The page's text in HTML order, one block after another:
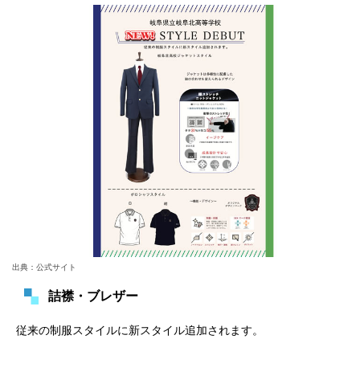
出典：公式サイト
詰襟・ブレザー
従来の制服スタイルに新スタイル追加されます。